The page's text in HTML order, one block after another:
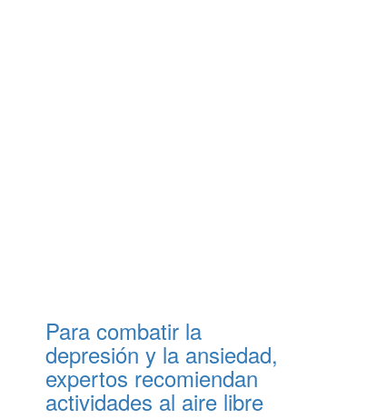
Para combatir la
depresión y la ansiedad,
expertos recomiendan
actividades al aire libre